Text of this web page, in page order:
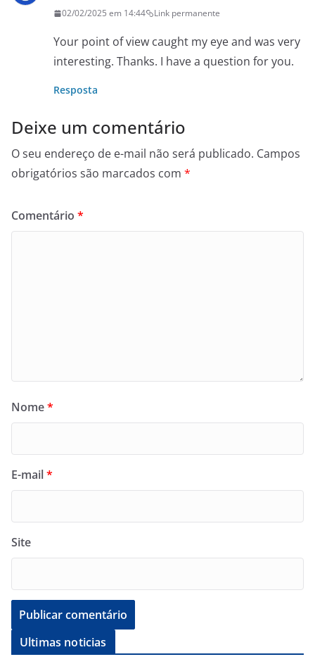
02/02/2025 em 14:44 Link permanente
Your point of view caught my eye and was very
interesting. Thanks. I have a question for you.
Resposta
Deixe um comentário
O seu endereço de e-mail não será publicado. Campos
obrigatórios são marcados com *
Comentário *
Nome*
E-mail*
Site
Ultimas noticias